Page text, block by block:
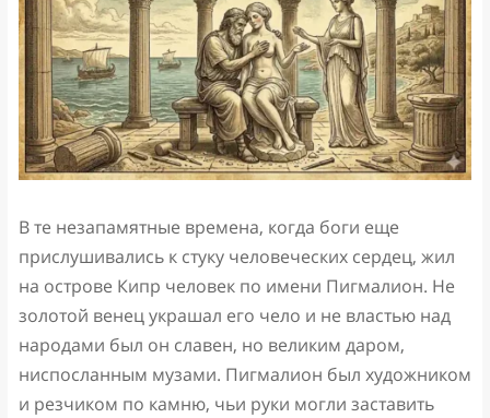
В те незапамятные времена, когда боги еще
прислушивались к стуку человеческих сердец, жил
на острове Кипр человек по имени Пигмалион. Не
золотой венец украшал его чело и не властью над
народами был он славен, но великим даром,
ниспосланным музами. Пигмалион был художником
и резчиком по камню, чьи руки могли заставить